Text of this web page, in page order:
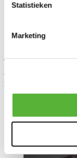
Statistieken
Marketing
TIP
Personal Neo Grinta
Vanaf